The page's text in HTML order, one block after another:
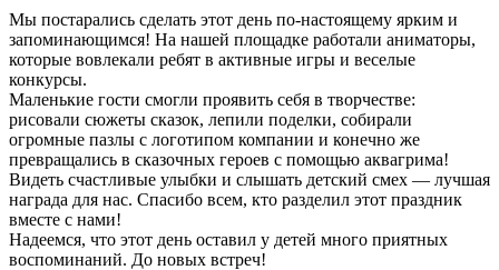
Мы постарались сделать этот день по-настоящему ярким и
запоминающимся! На нашей площадке работали аниматоры,
которые вовлекали ребят в активные игры и веселые
конкурсы.
Маленькие гости смогли проявить себя в творчестве:
рисовали сюжеты сказок, лепили поделки, собирали
огромные пазлы с логотипом компании и конечно же
превращались в сказочных героев с помощью аквагрима!
Видеть счастливые улыбки и слышать детский смех — лучшая
награда для нас. Спасибо всем, кто разделил этот праздник
вместе с нами!
Надеемся, что этот день оставил у детей много приятных
воспоминаний. До новых встреч!